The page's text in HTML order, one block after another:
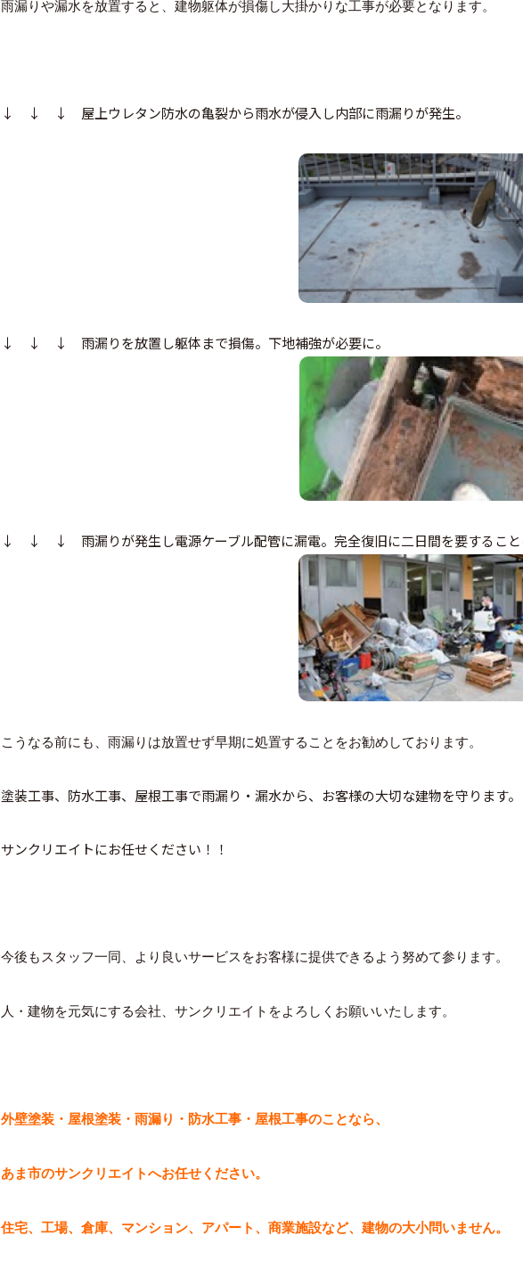
雨漏りや漏水を放置すると、建物躯体が損傷し大掛かりな工事が必要となります。
↓ ↓ ↓ 屋上ウレタン防水の亀裂から雨水が侵入し内部に雨漏りが発生。
↓ ↓ ↓ 雨漏りを放置し躯体まで損傷。下地補強が必要に。
↓ ↓ ↓ 雨漏りが発生し電源ケーブル配管に漏電。完全復旧に二日間を要すること
こうなる前にも、雨漏りは放置せず早期に処置することをお勧めしております。
塗装工事、防水工事、屋根工事で雨漏り・漏水から、お客様の大切な建物を守ります。
サンクリエイトにお任せください！！
今後もスタッフ一同、より良いサービスをお客様に提供できるよう努めて参ります。
人・建物を元気にする会社、 サンクリエイトをよろしくお願いいたします。
外壁塗装・屋根塗装・雨漏り・防水工事・屋根工事のことなら、
あま市のサンクリエイトへお任せください。
住宅、工場、倉庫、マンション、アパート、商業施設など、建物の大小問いません。